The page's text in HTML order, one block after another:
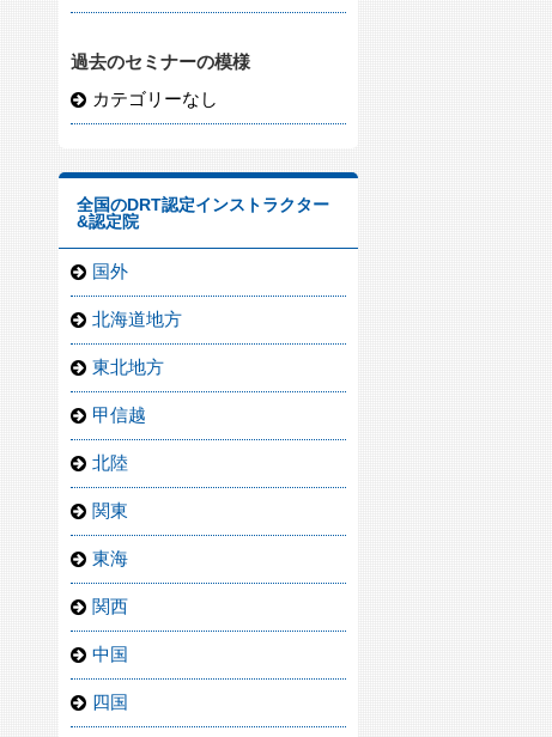
過去のセミナーの模様
カテゴリーなし
全国のDRT認定インストラクター
&認定院
国外
北海道地方
東北地方
甲信越
北陸
関東
東海
関西
中国
四国